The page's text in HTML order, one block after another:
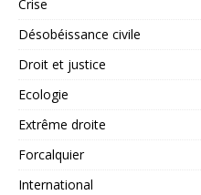
Crise
Désobéissance civile
Droit et justice
Ecologie
Extrême droite
Forcalquier
International